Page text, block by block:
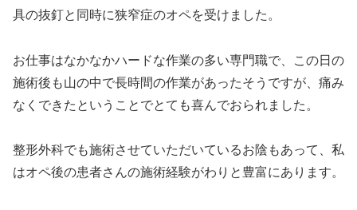
具の抜釘と同時に狭窄症のオペを受けました。
お仕事はなかなかハードな作業の多い専門職で、この日の
施術後も山の中で長時間の作業があったそうですが、痛み
なくできたということでとても喜んでおられました。
整形外科でも施術させていただいているお陰もあって、私
はオペ後の患者さんの施術経験がわりと豊富にあります。